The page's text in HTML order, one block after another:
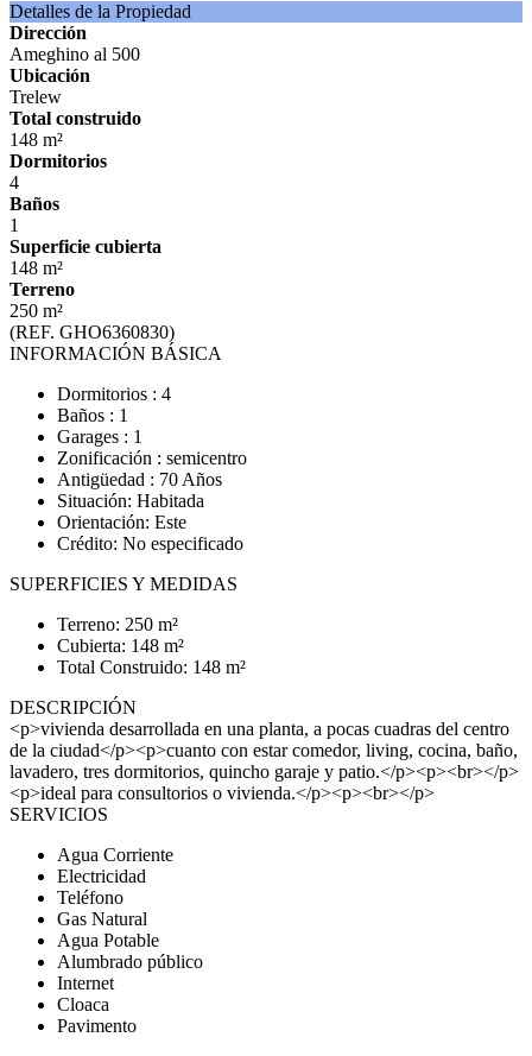
Detalles de la Propiedad
Dirección
Ameghino al 500
Ubicación
Trelew
Total construido
148 m²
Dormitorios
4
Baños
1
Superficie cubierta
148 m²
Terreno
250 m²
(REF. GHO6360830)
INFORMACIÓN BÁSICA
Dormitorios : 4
Baños : 1
Garages : 1
Zonificación : semicentro
Antigüedad : 70 Años
Situación: Habitada
Orientación: Este
Crédito: No especificado
SUPERFICIES Y MEDIDAS
Terreno: 250 m²
Cubierta: 148 m²
Total Construido: 148 m²
DESCRIPCIÓN
<p>vivienda desarrollada en una planta, a pocas cuadras del centro
de la ciudad</p><p>cuanto con estar comedor, living, cocina, baño,
lavadero, tres dormitorios, quincho garaje y patio.</p><p><br></p>
<p>ideal para consultorios o vivienda.</p><p><br></p>
SERVICIOS
Agua Corriente
Electricidad
Teléfono
Gas Natural
Agua Potable
Alumbrado público
Internet
Cloaca
Pavimento